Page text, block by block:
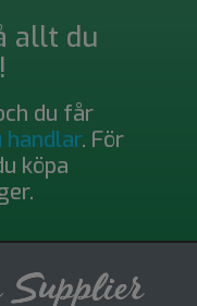
allt du
du får
handlar. För
köpa